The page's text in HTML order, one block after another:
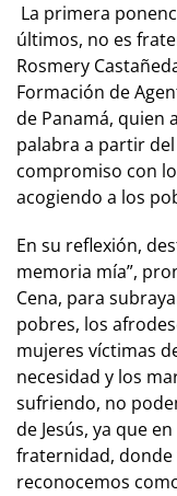
La primera
últimos, no es
Rosmery
Formación de
de Panamá, quien
palabra a partir
compromiso con
acogiendo a los
En su reflexión,
memoria mía”,
Cena, para
pobres, los
mujeres víctimas
necesidad y los
sufriendo, no
de Jesús, ya que
fraternidad,
reconocemos